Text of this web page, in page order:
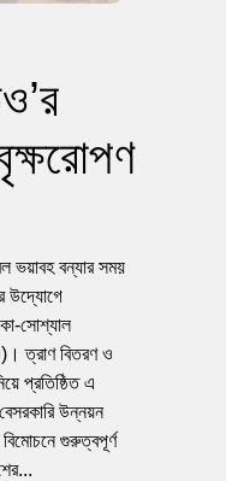
ভয়াবহ বন্যার সময়
উদ্যোগে
সোশ্যাল
ত্রাণ বিতরণ ও
প্রতিষ্ঠিত এ
উন্নয়ন
বিমোচনে গুরুত্বপূর্ণ